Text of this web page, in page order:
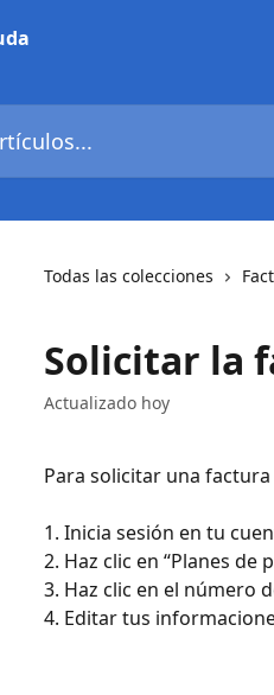
Todas las colecciones
Solicitar la
Actualizado hoy
Para solicitar una
1. Inicia sesión en tu
2. Haz clic en “Planes de
3. Haz clic en el número
4. Editar tus